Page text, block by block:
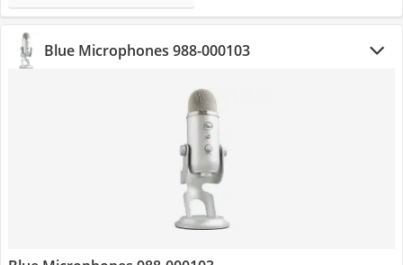
Blue Microphones 988-000103